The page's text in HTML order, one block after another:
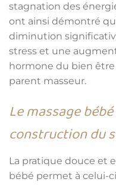
stagnation des
ont ainsi démontré
diminution
stress et une
hormone du bien
parent masseur.
Le massage
construction du
La pratique douce et
bébé permet à celui-